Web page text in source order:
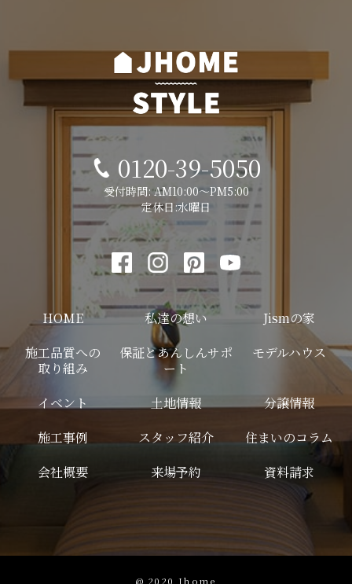
0120-39-5050
受付時間: AM10:00～PM5:00
定休日:水曜日
HOME 私達の想い
Jismの家
施工品質への
取り組み
保証とあんしんサポ
ート
モデルハウス
イベント 土地情報
分譲情報
施工事例
スタッフ紹介
住まいのコラム
会社概要
来場予約 資料請求
@ 2020 Jhome